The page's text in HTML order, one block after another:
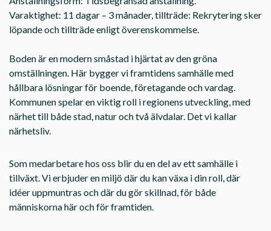
Varaktighet: 11 dagar – 3 månader, tillträde: Rekrytering sker
löpande och tillträde enligt överenskommelse.
Boden är en modern småstad i hjärtat av den gröna
omställningen. Här bygger vi framtidens samhälle med
hållbara lösningar för boende, företagande och vardag.
Kommunen spelar en viktig roll i regionens utveckling, med
närhet till både stad, natur och två älvdalar. Det vi kallar
närhetsliv.
Som medarbetare hos oss blir du en del av ett samhälle i
tillväxt. Vi erbjuder en miljö där du kan växa i din roll, där
idéer uppmuntras och där du gör skillnad, för både
människorna här och för framtiden.